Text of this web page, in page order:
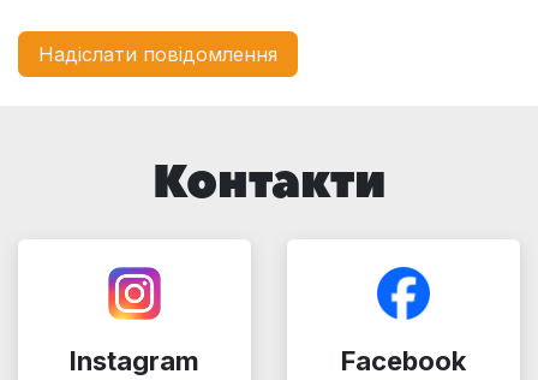
Надіслати повідомлення
Контакти
Instagram Facebook